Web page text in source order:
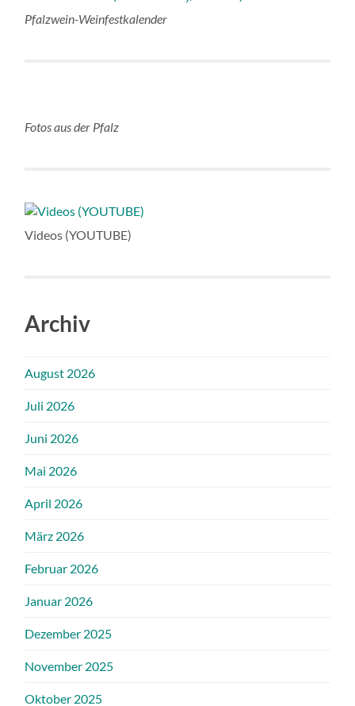
Pfalzwein-Weinfestkalender
Fotos aus der Pfalz
Videos (YOUTUBE)
Archiv
August 2026
Juli 2026
Juni 2026
Mai 2026
April 2026
März 2026
Februar 2026
Januar 2026
Dezember 2025
November 2025
Oktober 2025